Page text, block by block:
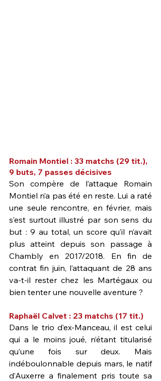
Romain Montiel : 33 matchs (29 tit.),
9 buts, 7 passes décisives
Son compère de l’attaque Romain
Montiel n’a pas été en reste. Lui a raté
une seule rencontre, en février, mais
s’est surtout illustré par son sens du
but : 9 au total, un score qu’il n’avait
plus atteint depuis son passage à
Chambly en 2017/2018. En fin de
contrat fin juin, l’attaquant de 28 ans
va-t-il rester chez les Martégaux ou
bien tenter une nouvelle aventure ?
Raphaël Calvet : 23 matchs (17 tit.)
Dans le trio d’ex-Manceau, il est celui
qui a le moins joué, n’étant titularisé
qu’une fois sur deux. Mais
indéboulonnable depuis mars, le natif
d’Auxerre a finalement pris toute sa